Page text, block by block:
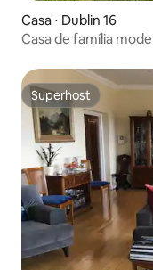
Casa ⋅ Dublin 16
Casa de família
Superhost
Superhost